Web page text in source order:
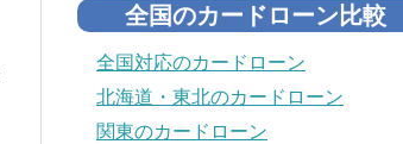
全国のカードローン比較
全国対応のカードローン
北海道・東北のカードローン
関東のカードローン